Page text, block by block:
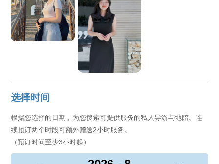
选择时间
根据您选择的日期，为您搜索可提供服务的私人导游与地陪。连
续预订两个时段可额外赠送2小时服务。
（预订时间至少3小时起）